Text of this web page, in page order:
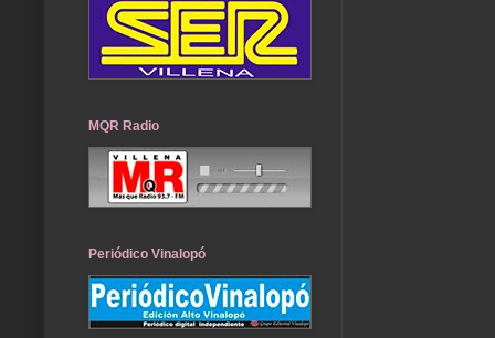
MQR Radio
Periódico Vinalopó